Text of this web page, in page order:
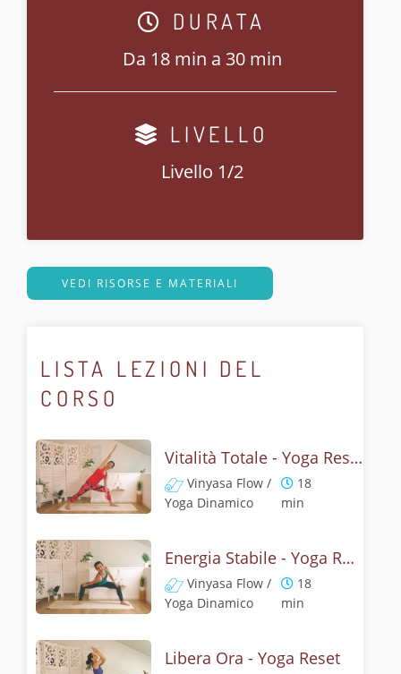
DURATA
Da 18 min a 30 min
LIVELLO
Livello 1/2
VEDI RISORSE E MATERIALI
LISTA LEZIONI DEL
CORSO
Vitalità Totale - Yoga Reset
Vinyasa Flow /
Yoga Dinamico
18
min
Energia Stabile - Yoga Reset
Vinyasa Flow /
Yoga Dinamico
18
min
Libera Ora - Yoga Reset